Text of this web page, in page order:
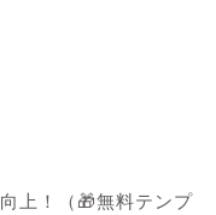
上！（🎁無料テンプ